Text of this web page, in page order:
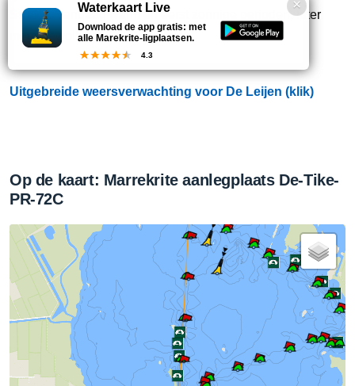
Straks:Vandaag warm en eerst zonnige perioden, later
meer bewolking.
Uitgebreide weersverwachting voor De Leijen (klik)
Op de kaart: Marrekrite aanlegplaats De-Tike-
PR-72C
Waterkaart Live
Download de app gratis: met
alle Marekrite-ligplaatsen.
4.3